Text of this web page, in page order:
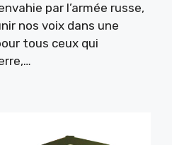
par l’armée russe,
nos voix dans une
tous ceux qui